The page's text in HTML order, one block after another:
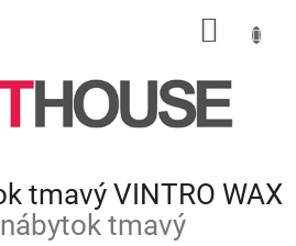
tmavý VINTRO WAX
tmavý